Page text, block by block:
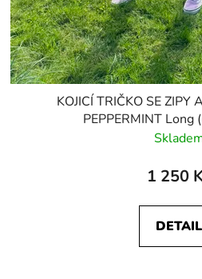
KOJICÍ TRIČKO SE ZIPY
PEPPERMINT Long
1 250
DETAIL